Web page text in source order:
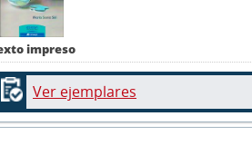
impreso
Ver ejemplares